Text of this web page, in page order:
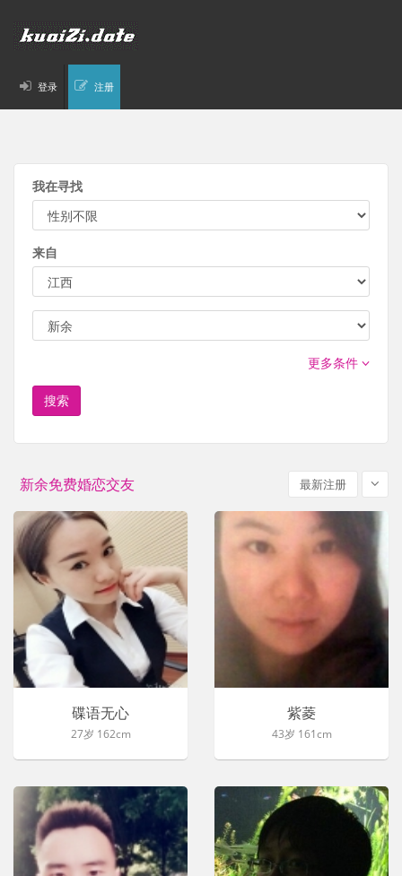
登录 注册
我在寻找
来自
更多条件
搜索
新余免费婚恋交友 最新注册
碟语无心
27岁 162cm
紫菱
43岁 161cm